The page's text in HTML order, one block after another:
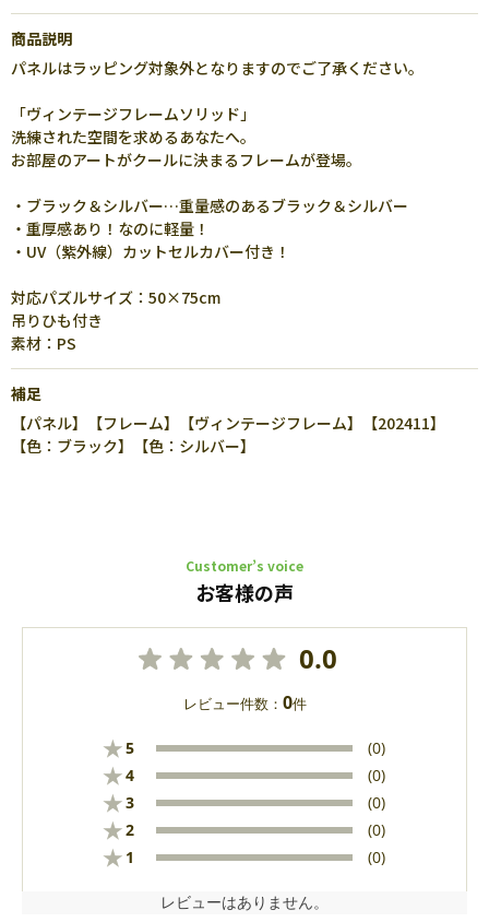
商品説明
パネルはラッピング対象外となりますのでご了承ください。
「ヴィンテージフレームソリッド」
洗練された空間を求めるあなたへ。
お部屋のアートがクールに決まるフレームが登場。
・ブラック＆シルバー…重量感のあるブラック＆シルバー
・重厚感あり！なのに軽量！
・UV（紫外線）カットセルカバー付き！
対応パズルサイズ：50×75cm
吊りひも付き
素材：PS
補足
【パネル】【フレーム】【ヴィンテージフレーム】【202411】
【色：ブラック】【色：シルバー】
Customer’s voice
お客様の声
0.0
レビュー件数： 0件
★5 (0)
★4 (0)
★3 (0)
★2 (0)
★ 1 (0)
レビューはありません。